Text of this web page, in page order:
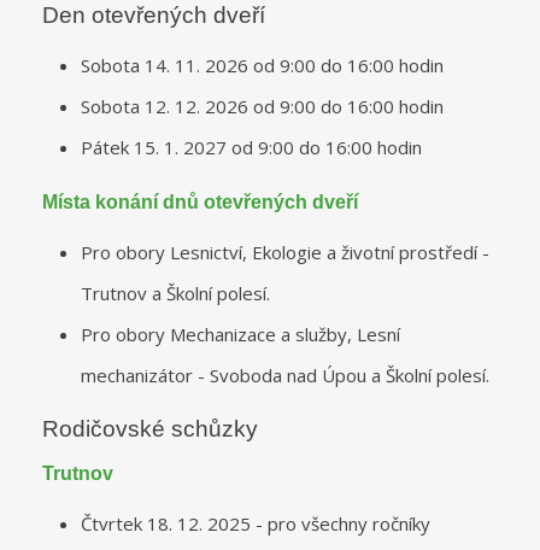
Den otevřených dveří
Sobota 14. 11. 2026 od 9:00 do 16:00 hodin
Sobota 12. 12. 2026 od 9:00 do 16:00 hodin
Pátek 15. 1. 2027 od 9:00 do 16:00 hodin
Místa konání dnů otevřených dveří
Pro obory Lesnictví, Ekologie a životní prostředí -
Trutnov a Školní polesí.
Pro obory Mechanizace a služby, Lesní
mechanizátor - Svoboda nad Úpou a Školní polesí.
Rodičovské schůzky
Trutnov
Čtvrtek 18. 12. 2025 - pro všechny ročníky